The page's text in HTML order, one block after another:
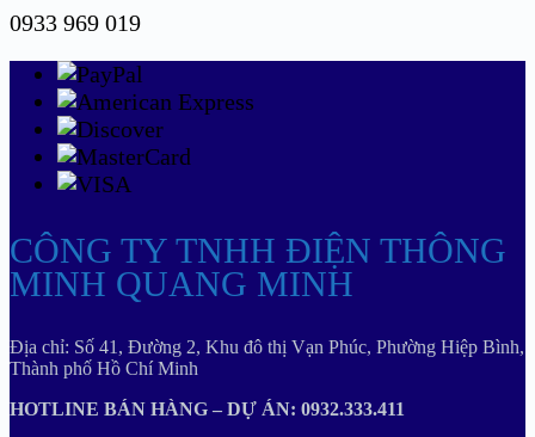
0933 969 019
CÔNG TY TNHH ĐIỆN THÔNG
MINH QUANG MINH
Địa chỉ: Số 41, Đường 2, Khu đô thị Vạn Phúc, Phường Hiệp Bình,
Thành phố Hồ Chí Minh
HOTLINE BÁN HÀNG – DỰ ÁN: 0932.333.411